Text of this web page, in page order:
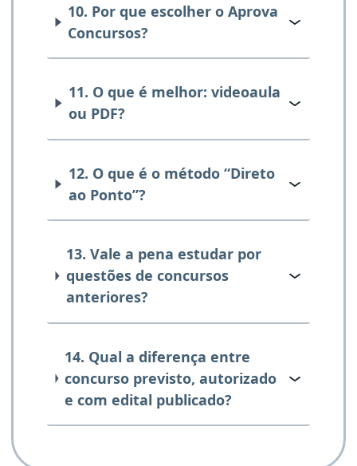
10. Por que escolher o Aprova
Concursos?
11. O que é melhor: videoaula
ou PDF?
12. O que é o método “Direto
ao Ponto”?
13. Vale a pena estudar por
questões de concursos
anteriores?
14. Qual a diferença entre
concurso previsto, autorizado
e com edital publicado?